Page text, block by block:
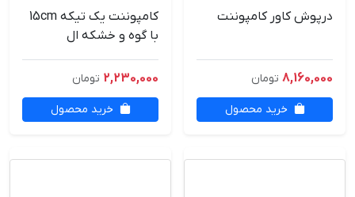
درپوش کاور کامپوننت
8,160,000 تومان
خرید محصول
کامپوننت یک تیکه 15cm
با گوه و خشکه ال
2,230,000 تومان
خرید محصول